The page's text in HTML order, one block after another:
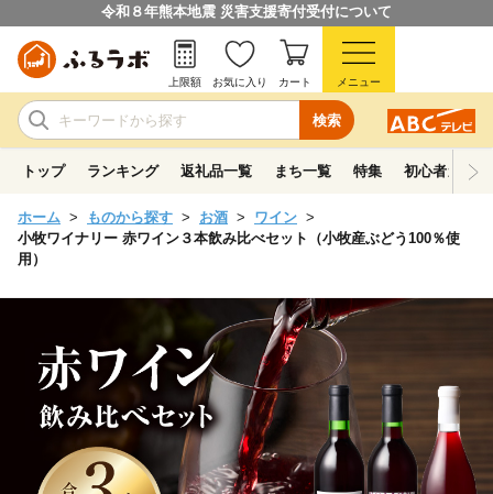
令和８年熊本地震 災害支援寄付受付について
検索
上限額 お気に入り カート メニュー
トップ ランキング 返礼品一覧 まち一覧 特集 初心者ガイド
ホーム ものから探す お酒
ワイン
小牧ワイナリー 赤ワイン３本飲み比べセット（小牧産ぶどう100％使
用）